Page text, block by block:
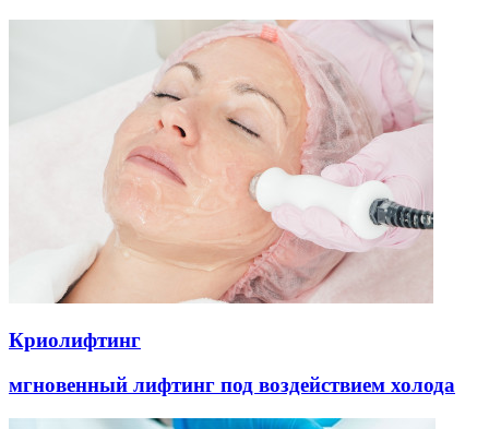
Криолифтинг
мгновенный лифтинг под воздействием холода